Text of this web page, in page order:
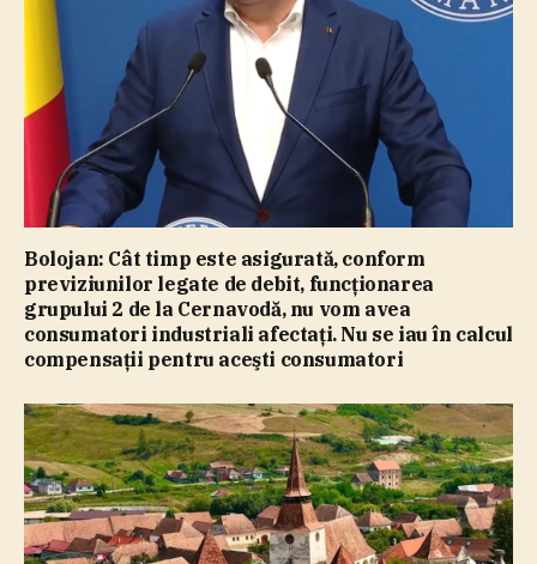
Bolojan: Cât timp este asigurată, conform
previziunilor legate de debit, funcţionarea
grupului 2 de la Cernavodă, nu vom avea
consumatori industriali afectaţi. Nu se iau în calcul
compensaţii pentru aceşti consumatori